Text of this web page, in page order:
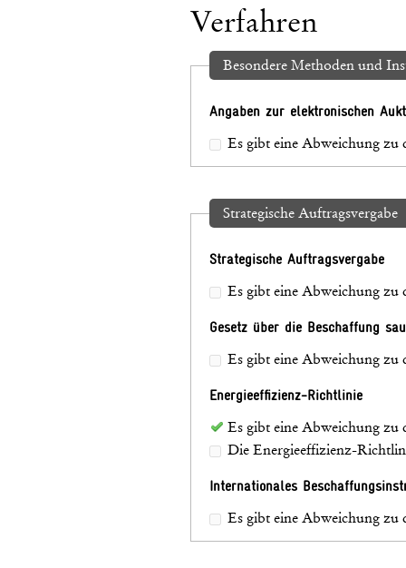
Verfahren
Besondere Methoden und
Angaben zur elektronischen
Es gibt eine Abweichung zu
Strategische Auftragsvergabe
Strategische Auftragsvergabe
Es gibt eine Abweichung zu
Gesetz über die Beschaffung
Es gibt eine Abweichung zu
Energieeffizienz-Richtlinie
Es gibt eine Abweichung zu
Die Energieeffizienz-
Internationales
Es gibt eine Abweichung zu